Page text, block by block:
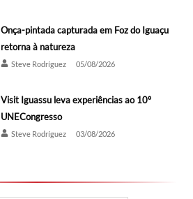
Onça-pintada capturada em Foz do Iguaçu
retorna à natureza
Steve Rodríguez 05/08/2026
Visit Iguassu leva experiências ao 10º
UNECongresso
Steve Rodríguez 03/08/2026